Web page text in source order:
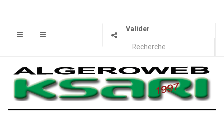
Valider